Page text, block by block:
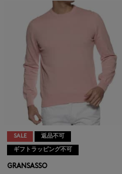
SALE 返品不可
ギフトラッピング不可
GRANSASSO